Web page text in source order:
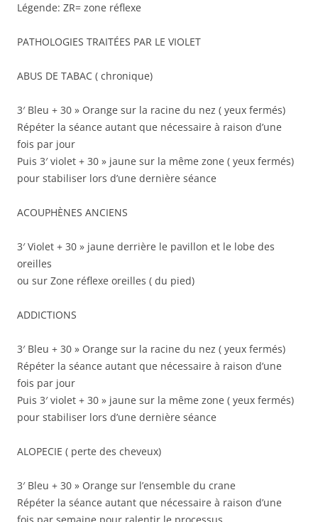
Légende: ZR= zone réflexe
PATHOLOGIES TRAITÉES PAR LE VIOLET
ABUS DE TABAC ( chronique)
3′ Bleu + 30 » Orange sur la racine du nez ( yeux fermés)
Répéter la séance autant que nécessaire à raison d’une
fois par jour
Puis 3′ violet + 30 » jaune sur la même zone ( yeux fermés)
pour stabiliser lors d’une dernière séance
ACOUPHÈNES ANCIENS
3′ Violet + 30 » jaune derrière le pavillon et le lobe des
oreilles
ou sur Zone réflexe oreilles ( du pied)
ADDICTIONS
3′ Bleu + 30 » Orange sur la racine du nez ( yeux fermés)
Répéter la séance autant que nécessaire à raison d’une
fois par jour
Puis 3′ violet + 30 » jaune sur la même zone ( yeux fermés)
pour stabiliser lors d’une dernière séance
ALOPECIE ( perte des cheveux)
3′ Bleu + 30 » Orange sur l’ensemble du crane
Répéter la séance autant que nécessaire à raison d’une